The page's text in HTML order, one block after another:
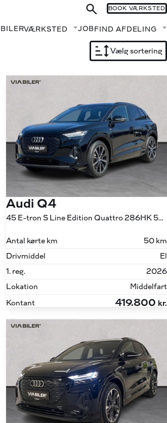
VÆRKSTED Fold undermenu ud
JOB FIND AFDELING
BOOK VÆRKSTED
Vælg sortering
Audi Q4
45 E-tron S Line Edition Quattro 286HK 5d Aut.
Antal kørte km
50 km
Drivmiddel
El
1. reg.
2026
Lokation
Middelfart
Kontant
419.800 kr.